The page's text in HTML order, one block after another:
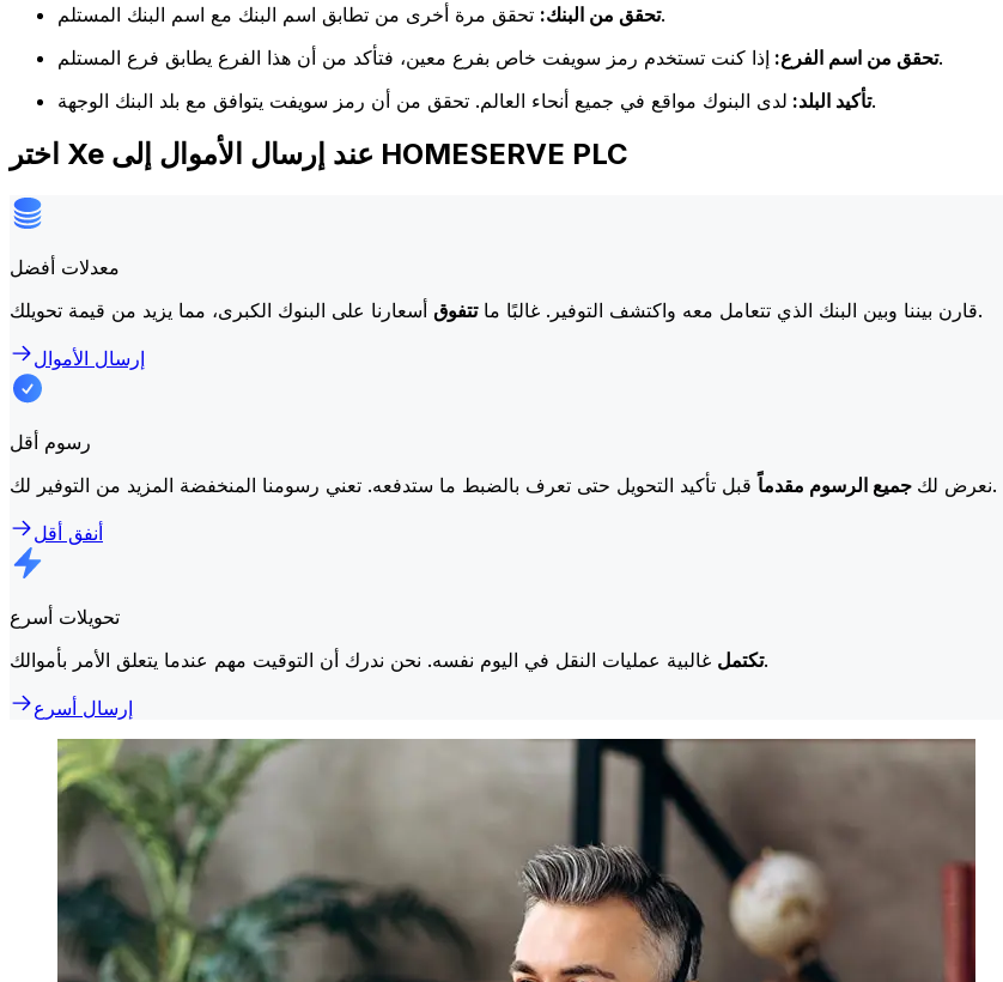
تحقق من البنك:تحقق مرة أخرى من تطابق اسم البنك مع اسم البنك المستلم.
تحقق من اسم الفرع:إذا كنت تستخدم رمز سويفت خاص بفرع معين، فتأكد من أن هذا الفرع يطابق فرع المستلم.
تأكيد البلد:لدى البنوك مواقع في جميع أنحاء العالم. تحقق من أن رمز سويفت يتوافق مع بلد البنك الوجهة.
اختر Xe عند إرسال الأموال إلى HOMESERVE PLC
معدلات أفضل
قارن بيننا وبين البنك الذي تتعامل معه واكتشف التوفير. غالبًا ماتتفوق
أسعارنا على البنوك الكبرى، مما يزيد من قيمة تحويلك.
إرسال الأموال
رسوم أقل
نعرض لك جميع الرسوم مقدماً
قبل تأكيد التحويل حتى تعرف بالضبط ما ستدفعه. تعني رسومنا المنخفضة المزيد من التوفير لك.
أنفق أقل
تحويلات أسرع
تكتملغالبية عمليات النقل في اليوم نفسه. نحن ندرك أن التوقيت مهم عندما يتعلق الأمر بأموالك.
إرسال أسرع